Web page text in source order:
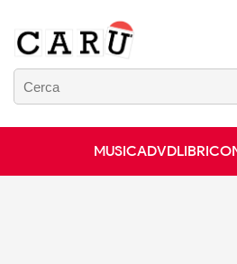
MUSICADVDLIBRI